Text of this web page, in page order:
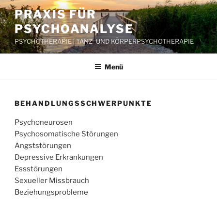
Zum
Inhalt
springen
PRAXIS FÜR
PSYCHOANALYSE
PSYCHOTHERAPIE | TANZ- UND KÖRPERPSYCHOTHERAPIE
Menü
BEHANDLUNGSSCHWERPUNKTE
Psychoneurosen
Psychosomatische Störungen
Angststörungen
Depressive Erkrankungen
Essstörungen
Sexueller Missbrauch
Beziehungsprobleme